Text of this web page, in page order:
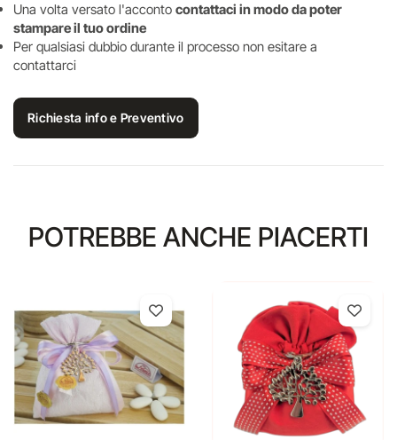
Una volta versato l'acconto contattaci in modo da poter
stampare il tuo ordine
Per qualsiasi dubbio durante il processo non esitare a
contattarci
Richiesta info e Preventivo
POTREBBE ANCHE PIACERTI